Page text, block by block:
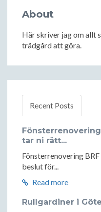
About
Här skriver jag om allt
trädgård att göra.
Recent Posts
Fönsterrenovering
tar ni rätt...
Fönsterrenovering
beslut för...
Read more
Rullgardiner i